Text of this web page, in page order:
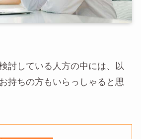
討している人方の中には、以
持ちの方もいらっしゃると思